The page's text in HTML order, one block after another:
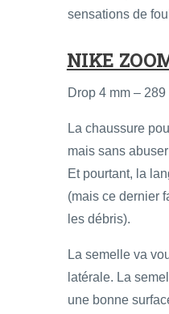
sensations de
NIKE
Drop 4 mm – 289
La chaussure
mais sans
Et pourtant, la
(mais ce dernier
les débris).
La semelle va
latérale. La
une bonne